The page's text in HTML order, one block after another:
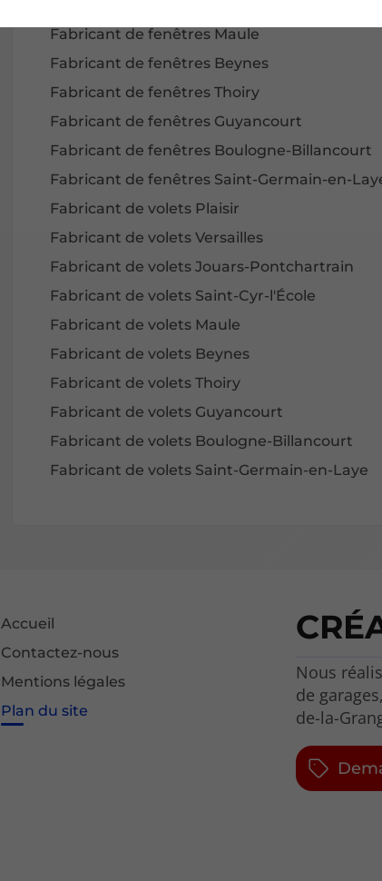
Fabricant de fenêtres Maule
Fabricant de fenêtres Beynes
Fabricant de fenêtres Thoiry
Fabricant de fenêtres Guyancourt
Fabricant de fenêtres Boulogne-Billancourt
Fabricant de fenêtres Saint-Germain-en-
Fabricant de volets Plaisir
Fabricant de volets Versailles
Fabricant de volets Jouars-Pontchartrain
Fabricant de volets Saint-Cyr-l'École
Fabricant de volets Maule
Fabricant de volets Beynes
Fabricant de volets Thoiry
Fabricant de volets Guyancourt
Fabricant de volets Boulogne-Billancourt
Fabricant de volets Saint-Germain-en-Laye
Accueil
Contactez-nous
Mentions légales
Plan du site
Nous
de
de-la-